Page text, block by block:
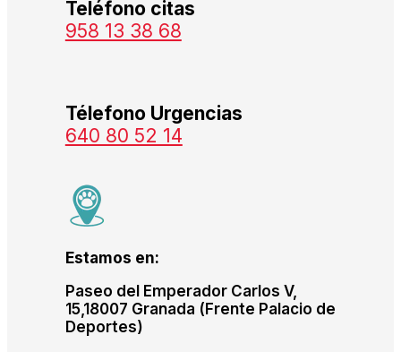
Teléfono citas
958 13 38 68
Télefono Urgencias
640 80 52 14
Estamos en:
Paseo del Emperador Carlos V,
15,18007 Granada (Frente Palacio de
Deportes)